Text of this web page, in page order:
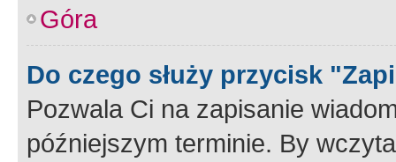
Góra
Do czego służy przycisk
Pozwala Ci na zapisanie
późniejszym terminie. By